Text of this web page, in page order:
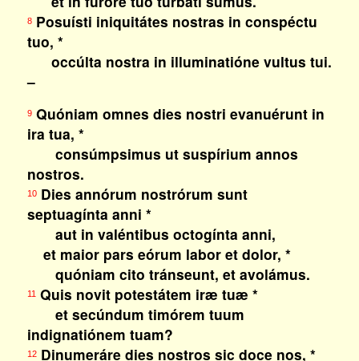
8Posuísti iniquitátes nostras in conspéctu
tuo, *
occúlta nostra in illuminatióne vultus tui.
–
9Quóniam omnes dies nostri evanuérunt in
ira tua, *
consúmpsimus ut suspírium annos
nostros.
10Dies annórum nostrórum sunt
septuagínta anni *
aut in valéntibus octogínta anni,
et maior pars eórum labor et dolor, *
quóniam cito tránseunt, et avolámus.
11Quis novit potestátem iræ tuæ *
et secúndum timórem tuum
indignatiónem tuam?
12Dinumeráre dies nostros sic doce nos, *